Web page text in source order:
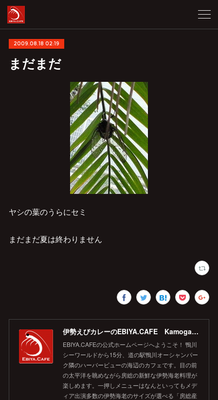
2009.08.18 02:19
まだまだ
ヤシの葉のうらにセミ
まだまだ夏は終わりません
伊勢えびカレーのEBIYA.CAFE Kamogawa 【公式】
EBIYA.CAFEの公式ホームページへようこそ！ 鴨川
シーワールドから15分、道の駅鴨川オーシャンパー
ク隣のハーバービューの海辺のカフェです。目の前
の太平洋を眺めながら房総の新鮮な伊勢海老料理が
楽しめます。一押しメニューはなんといってもメデ
ィア出演多数の伊勢海老のサイズが選べる「房総産